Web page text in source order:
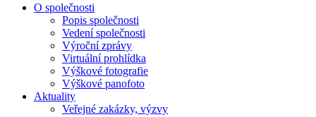
O společnosti
Popis společnosti
Vedení společnosti
Výroční zprávy
Virtuální prohlídka
Výškové fotografie
Výškové panofoto
Aktuality
Veřejné zakázky, výzvy